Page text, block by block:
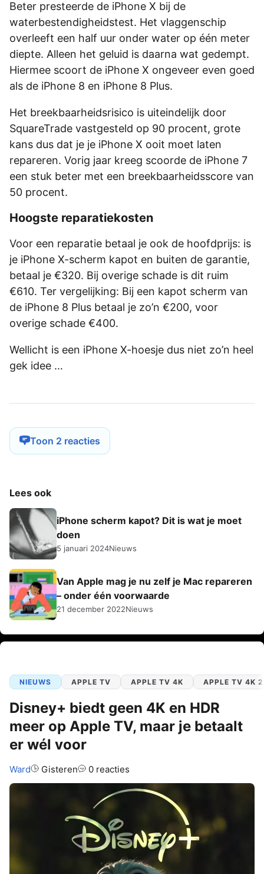
Beter presteerde de iPhone X bij de
waterbestendigheidstest. Het vlaggenschip
overleeft een half uur onder water op één meter
diepte. Alleen het geluid is daarna wat gedempt.
Hiermee scoort de iPhone X ongeveer even goed
als de iPhone 8 en iPhone 8 Plus.
Het breekbaarheidsrisico is uiteindelijk door
SquareTrade vastgesteld op 90 procent, grote
kans dus dat je je iPhone X ooit moet laten
repareren. Vorig jaar kreeg scoorde de iPhone 7
een stuk beter met een breekbaarheidsscore van
50 procent.
Hoogste reparatiekosten
Voor een reparatie betaal je ook de hoofdprijs: is
je iPhone X-scherm kapot en buiten de garantie,
betaal je €320. Bij overige schade is dit ruim
€610. Ter vergelijking: Bij een kapot scherm van
de iPhone 8 Plus betaal je zo’n €200, voor
overige schade €400.
Wellicht is een iPhone X-hoesje dus niet zo’n heel
gek idee …
Toon 2 reacties
Lees ook
iPhone scherm kapot? Dit is wat je moet
doen
5 januari 2024Nieuws
Van Apple mag je nu zelf je Mac repareren
– onder één voorwaarde
21 december 2022Nieuws
NIEUWS APPLE TV APPLE TV 4K APPLE TV 4K
Disney+ biedt geen 4K en HDR
meer op Apple TV, maar je betaalt
er wél voor
Auteur:
Ward Gisteren 0 reacties